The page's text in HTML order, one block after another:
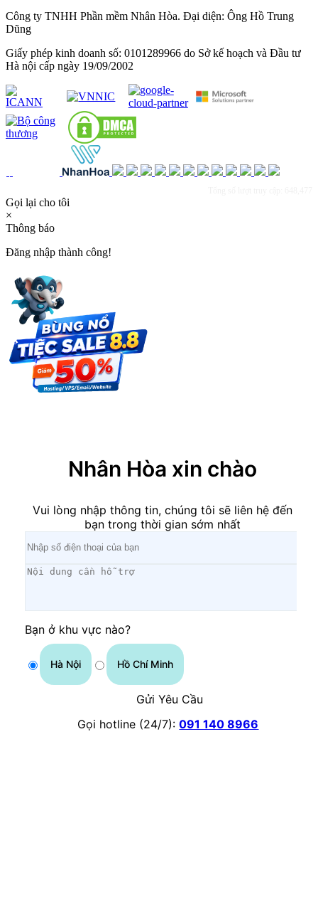
Công ty TNHH Phần mềm Nhân Hòa. Đại diện: Ông Hồ Trung
Dũng
Giấy phép kinh doanh số: 0101289966 do Sở kế hoạch và Đầu tư
Hà nội cấp ngày 19/09/2002
Gọi lại cho tôi
×
Thông báo
Đăng nhập thành công!
Nhân Hòa xin chào
Vui lòng nhập thông tin, chúng tôi sẽ liên hệ đến
bạn trong thời gian sớm nhất
Bạn ở khu vực nào?
Hà Nội Hồ Chí Minh
Gửi Yêu Cầu
Gọi hotline (24/7): 091 140 8966